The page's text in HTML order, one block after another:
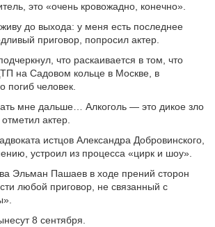
это «очень кровожадно, конечно».
до выхода: у меня есть последнее
приговор, попросил актер.
что раскаивается в том, что
на Садовом кольце в Москве, в
погиб человек.
мне дальше… Алкоголь — это дикое зло
актер.
истцов Александра Добровинского,
устроил из процесса «цирк и шоу».
Эльман Пашаев в ходе прений сторон
любой приговор, не связанный с
8 сентября.